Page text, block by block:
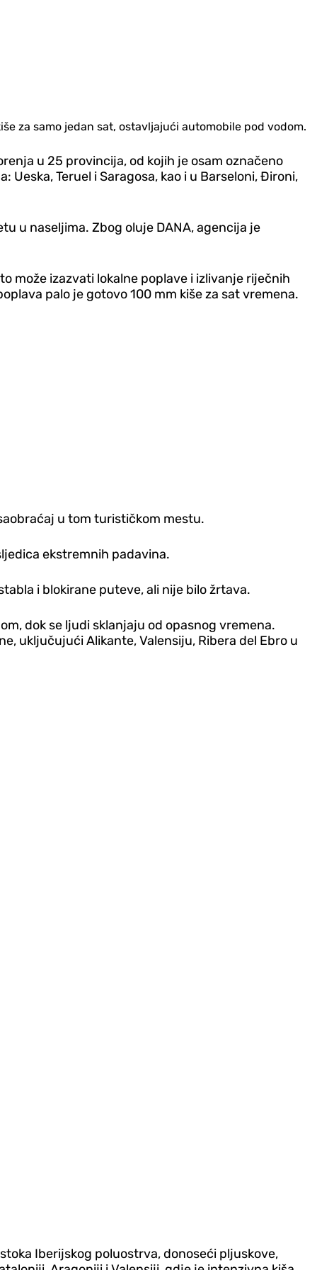
za samo jedan sat, ostavljajući automobile pod vodom.
u 25 provincija, od kojih je osam označeno
Teruel i Saragosa, kao i u Barseloni, Đironi,
u naseljima. Zbog oluje DANA, agencija je
može izazvati lokalne poplave i izlivanje riječnih
palo je gotovo 100 mm kiše za sat vremena.
u tom turističkom mestu.
ekstremnih padavina.
i blokirane puteve, ali nije bilo žrtava.
dok se ljudi sklanjaju od opasnog vremena.
uključujući Alikante, Valensiju, Ribera del Ebro u
Iberijskog poluostrva, donoseći pljuskove,